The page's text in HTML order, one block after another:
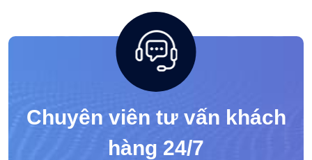
Chuyên viên tư vấn khách
hàng 24/7